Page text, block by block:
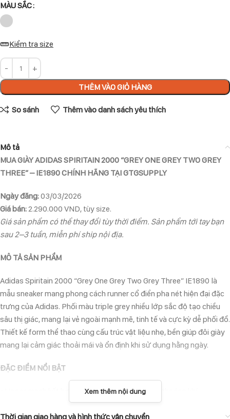
MÀU SẮC
Kiểm tra size
THÊM VÀO GIỎ HÀNG
So sánh Thêm vào danh sách yêu thích
Mô tả
MUA GIÀY ADIDAS SPIRITAIN 2000 “GREY ONE GREY TWO GREY
THREE” – IE1890 CHÍNH HÃNG TẠI GTGSUPPLY
Ngày đăng:03/03/2026
Giá bán:2.290.000 VND, tùy size.
Giá sản phẩm có thể thay đổi tùy thời điểm. Sản phẩm tới tay bạn
sau 2–3 tuần, miễn phí ship nội địa.
MÔ TẢ SẢN PHẨM
Adidas Spiritain 2000 “Grey One Grey Two Grey Three” IE1890 là
mẫu sneaker mang phong cách runner cổ điển pha nét hiện đại đặc
trưng của Adidas. Phối màu triple grey nhiều lớp sắc độ tạo chiều
sâu thị giác, mang lại vẻ ngoài mạnh mẽ, tinh tế và cực kỳ dễ phối đồ.
Thiết kế form thể thao cùng cấu trúc vật liệu nhẹ, bền giúp đôi giày
mang lại cảm giác thoải mái và ổn định khi sử dụng hằng ngày.
ĐẶC ĐIỂM NỔI BẬT
• Upper mesh kết hợp synthetic tăng độ bền và thoáng khí.
• Đế giữa êm ái hỗ trợ hấp thụ lực hiệu quả.
• Đế ngoài cao su bám tốt trên nhiều bề mặt.
Xem thêm nội dung
Thời gian giao hàng và hình thức vận chuyển